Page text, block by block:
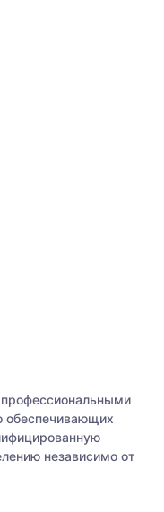
обеспечивающих
независимо от